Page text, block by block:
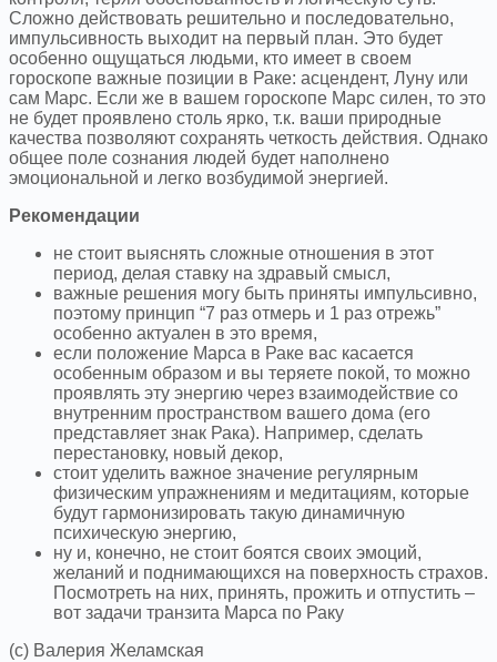
Сложно действовать решительно и последовательно,
импульсивность выходит на первый план. Это будет
особенно ощущаться людьми, кто имеет в своем
гороскопе важные позиции в Раке: асцендент, Луну или
сам Марс. Если же в вашем гороскопе Марс силен, то это
не будет проявлено столь ярко, т.к. ваши природные
качества позволяют сохранять четкость действия. Однако
общее поле сознания людей будет наполнено
эмоциональной и легко возбудимой энергией.
Рекомендации
не стоит выяснять сложные отношения в этот
период, делая ставку на здравый смысл,
важные решения могу быть приняты импульсивно,
поэтому принцип “7 раз отмерь и 1 раз отрежь”
особенно актуален в это время,
если положение Марса в Раке вас касается
особенным образом и вы теряете покой, то можно
проявлять эту энергию через взаимодействие со
внутренним пространством вашего дома (его
представляет знак Рака). Например, сделать
перестановку, новый декор,
стоит уделить важное значение регулярным
физическим упражнениям и медитациям, которые
будут гармонизировать такую динамичную
психическую энергию,
ну и, конечно, не стоит боятся своих эмоций,
желаний и поднимающихся на поверхность страхов.
Посмотреть на них, принять, прожить и отпустить –
вот задачи транзита Марса по Раку
(с) Валерия Желамская